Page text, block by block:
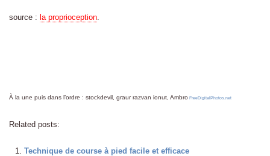
source : la proprioception.
À la une puis dans l’ordre : stockdevil, graur razvan ionut, Ambro FreeDigitalPhotos.net
Related posts:
Technique de course à pied facile et efficace